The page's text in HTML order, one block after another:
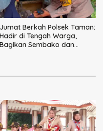
Jumat Berkah Polsek Taman:
Hadir di Tengah Warga,
Bagikan Sembako dan